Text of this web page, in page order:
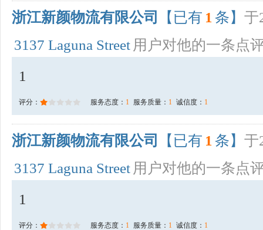
浙江新颜物流有限公司 【已有 1 条】 于
3137 Laguna Street 用户对他的一条点
1
评分： 服务态度： 1 服务质量： 1 诚信度： 1
浙江新颜物流有限公司 【已有 1 条】 于
3137 Laguna Street 用户对他的一条点
1
评分： 服务态度： 1 服务质量： 1 诚信度： 1